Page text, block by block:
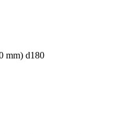
mm) d180